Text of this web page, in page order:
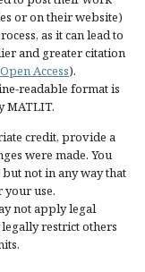
or on their website)
as it can lead to
and greater citation
Access).
readable format is
MATLIT.
credit, provide a
were made. You
not in any way that
your use.
not apply legal
restrict others